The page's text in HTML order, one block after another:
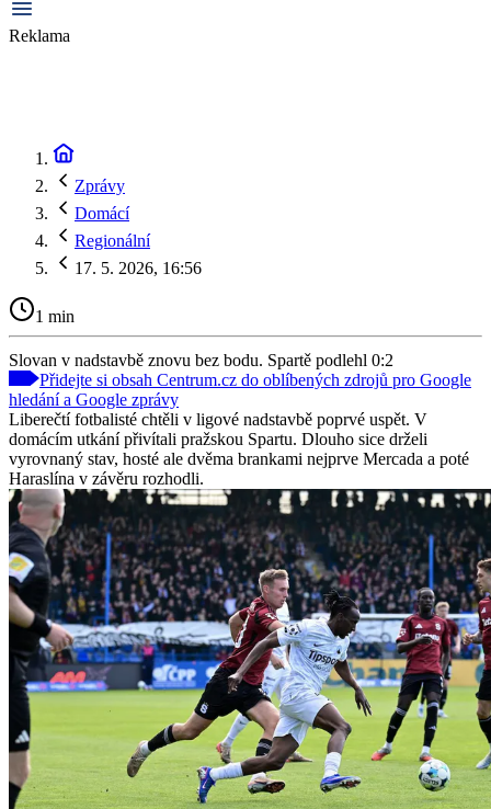
Reklama
Zprávy
Domácí
Regionální
17. 5. 2026, 16:56
1 min
Slovan v nadstavbě znovu bez bodu. Spartě podlehl 0:2
Přidejte si obsah Centrum.cz do oblíbených zdrojů pro Google
hledání a Google zprávy
Liberečtí fotbalisté chtěli v ligové nadstavbě poprvé uspět. V
domácím utkání přivítali pražskou Spartu. Dlouho sice drželi
vyrovnaný stav, hosté ale dvěma brankami nejprve Mercada a poté
Haraslína v závěru rozhodli.